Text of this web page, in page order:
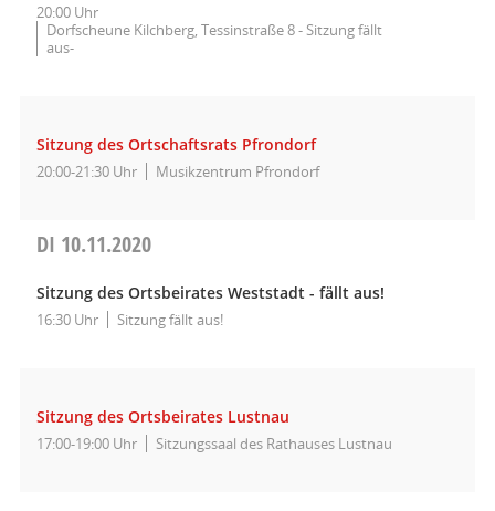
20:00 Uhr
Dorfscheune Kilchberg, Tessinstraße 8 - Sitzung fällt
aus-
Sitzung des Ortschaftsrats Pfrondorf
20:00-21:30 Uhr Musikzentrum Pfrondorf
DI 10.11.2020
Sitzung des Ortsbeirates Weststadt - fällt aus!
16:30 Uhr Sitzung fällt aus!
Sitzung des Ortsbeirates Lustnau
17:00-19:00 Uhr Sitzungssaal des Rathauses Lustnau